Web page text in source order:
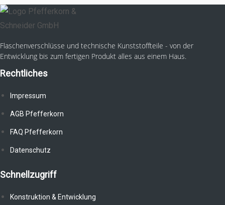
Flaschenverschlüsse und technische Kunststoffteile - von der
Entwicklung bis zum fertigen Produkt alles aus einem Haus.
Rechtliches
Impressum
AGB Pfefferkorn
FAQ Pfefferkorn
Datenschutz
Schnellzugriff
Konstruktion & Entwicklung